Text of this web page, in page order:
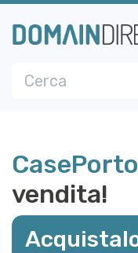
vendita!